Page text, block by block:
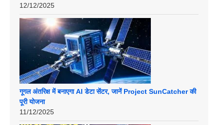
12/12/2025
गूगल अंतरिक्ष में बनाएगा AI डेटा सेंटर, जानें Project SunCatcher की
पूरी योजना
11/12/2025